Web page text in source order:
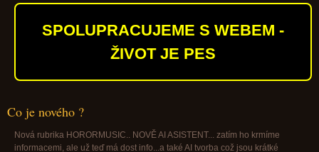
SPOLUPRACUJEME S WEBEM -
ŽIVOT JE PES
Co je nového ?
Nová rubrika HORORMUSIC.. NOVĚ AI ASISTENT... zatím ho krmíme
informacemi, ale už teď má dost info...a také AI tvorba což jsou krátké